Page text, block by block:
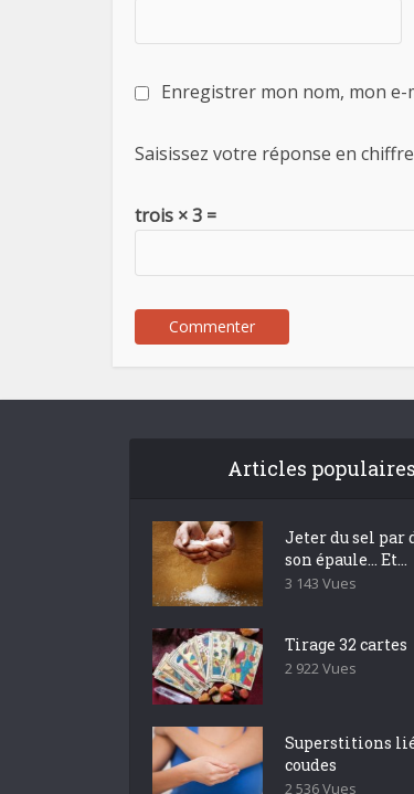
Enregistrer mon nom, mon
Saisissez votre réponse en
trois × 3 =
Articles populaires
Jeter du sel par
son épaule… Et...
3 143 Vues
Tirage 32 cartes
2 922 Vues
Superstitions
coudes
2 536 Vues